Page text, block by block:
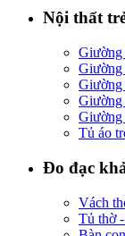
Nội thất
Giường
Giường
Giường
Giường
Giường
Tủ áo
Đo đạc
Vách
Tủ thờ